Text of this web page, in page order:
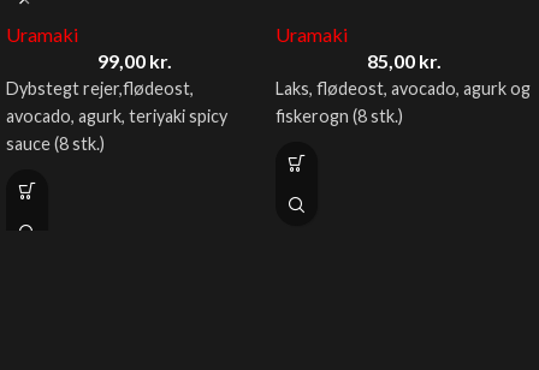
Uramaki
99,00 kr.
Dybstegt rejer,flødeost,
avocado, agurk, teriyaki spicy
sauce (8 stk.)
Uramaki
85,00 kr.
Laks, flødeost, avocado, agurk og
fiskerogn (8 stk.)